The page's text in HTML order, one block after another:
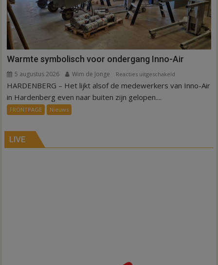
Warmte symbolisch voor ondergang Inno-Air
5 augustus 2026 Wim de Jonge Reacties uitgeschakeld
Warmte
HARDENBERG – Het lijkt alsof de medewerkers van Inno-Air
in Hardenberg even naar buiten zijn gelopen....
FRONTPAGE Nieuws
LIVE